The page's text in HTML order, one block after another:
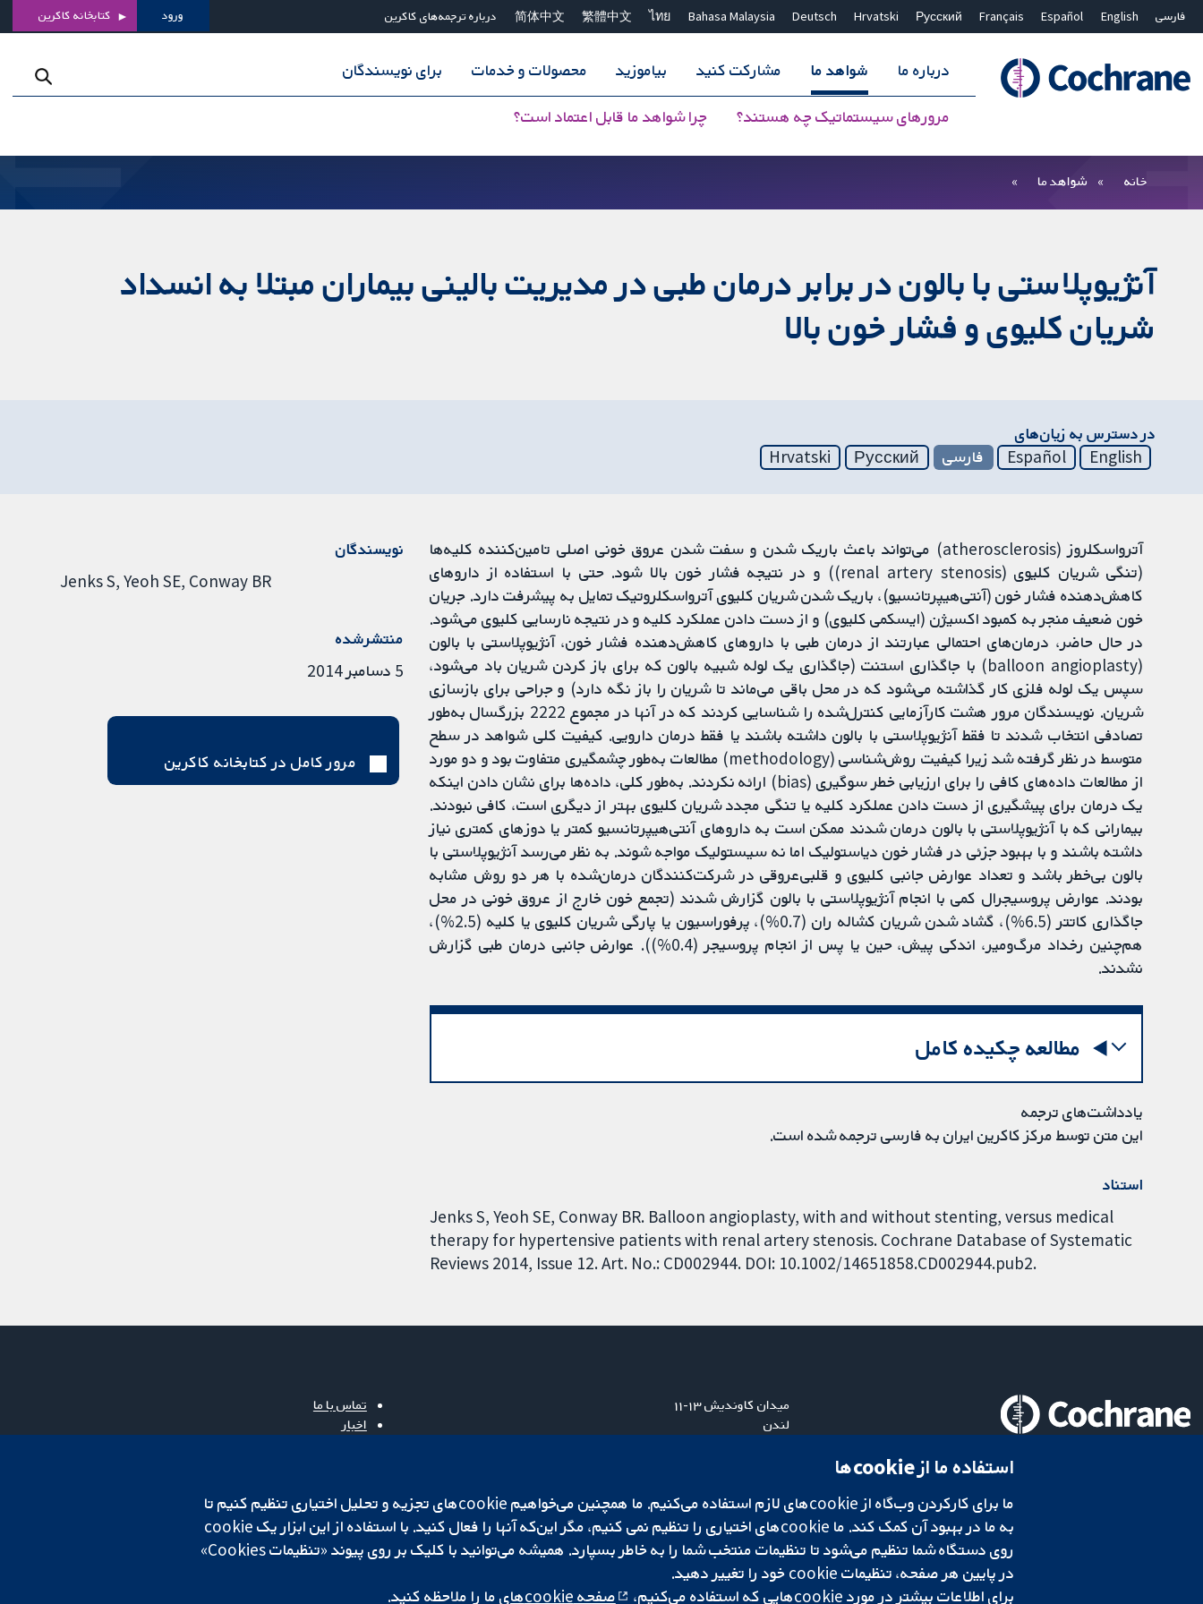
فارسی English
Español
Français
Русский
Hrvatski
Deutsch
Bahasa Malaysia
ไทย
繁體中文
简体中文 درباره ترجمه‌های کاکرین ورود کتابخانه کاکرین
درباره ما شواهد ما
مرورهای سیستماتیک چه هستند؟ چرا شواهد ما قابل اعتماد است؟
مشارکت کنید بیاموزید محصولات و خدمات برای نویسندگان
بستن جستجو ✖
خانه شواهد ما
آنژیوپلاستی با بالون در برابر درمان طبی در مدیریت بالینی بیماران مبتلا به انسداد
شریان کلیوی و فشار خون بالا
در دسترس به زیان‌های
English
Español فارسی Русский
Hrvatski
آترواسکلروز (atherosclerosis) می‌تواند باعث باریک شدن و سفت شدن عروق خونی اصلی تامین‌کننده کلیه‌ها
(تنگی شریان کلیوی (renal artery stenosis)) و در نتیجه فشار خون بالا شود. حتی با استفاده از داروهای
کاهش‌دهنده فشار خون (آنتی‌هیپرتانسیو)، باریک شدن شریان کلیوی آترواسکلروتیک تمایل به پیشرفت دارد. جریان
خون ضعیف منجر به کمبود اکسیژن (ایسکمی کلیوی) و از دست دادن عملکرد کلیه و در نتیجه نارسایی کلیوی می‌شود.
در حال حاضر، درمان‌های احتمالی عبارتند از درمان طبی با داروهای کاهش‌دهنده فشار خون، آنژیوپلاستی با بالون
(balloon angioplasty) با جاگذاری استنت (جاگذاری یک لوله شبیه بالون که برای باز کردن شریان باد می‌شود،
سپس یک لوله فلزی کار گذاشته می‌شود که در محل باقی می‌ماند تا شریان را باز نگه دارد) و جراحی برای بازسازی
شریان. نویسندگان مرور هشت کارآزمایی کنترل‌شده را شناسایی کردند که در آنها در مجموع 2222 بزرگسال به‌طور
تصادفی انتخاب شدند تا فقط آنژیوپلاستی با بالون داشته باشند یا فقط درمان دارویی. کیفیت کلی شواهد در سطح
متوسط ​​در نظر گرفته شد زیرا کیفیت روش‌شناسی (methodology) مطالعات به‌طور چشمگیری متفاوت بود و دو مورد
از مطالعات داده‌های کافی را برای ارزیابی خطر سوگیری (bias) ارائه نکردند. به‌طور کلی، داده‌ها برای نشان دادن اینکه
یک درمان برای پیشگیری از دست دادن عملکرد کلیه یا تنگی مجدد شریان کلیوی بهتر از دیگری است، کافی نبودند.
بیمارانی که با آنژیوپلاستی با بالون درمان شدند ممکن است به داروهای آنتی‌هیپرتانسیو کمتر یا دوزهای کمتری نیاز
داشته باشند و با بهبود جزئی در فشار خون دیاستولیک اما نه سیستولیک مواجه شوند. به نظر می‌رسد آنژیوپلاستی با
بالون بی‌خطر باشد و تعداد عوارض جانبی کلیوی و قلبی‌عروقی در شرکت‌کنندگان درمان‌شده با هر دو روش مشابه
بودند. عوارض پروسیجرال کمی با انجام آنژیوپلاستی با بالون گزارش شدند (تجمع خون خارج از عروق خونی در محل
جاگذاری کاتتر (6.5%)، گشاد شدن شریان کشاله ران (0.7%)، پرفوراسیون یا پارگی شریان کلیوی یا کلیه (2.5%)،
هم‌چنین رخداد مرگ‌ومیر، اندکی پیش، حین یا پس از انجام پروسیجر (0.4%)). عوارض جانبی درمان طبی گزارش
نشدند.
مطالعه چکیده کامل
یادداشت‌های ترجمه
این متن توسط مرکز کاکرین ایران به فارسی ترجمه شده است.
استناد
Jenks S, Yeoh SE, Conway BR. Balloon angioplasty, with and without stenting, versus medical
therapy for hypertensive patients with renal artery stenosis. Cochrane Database of Systematic
Reviews 2014, Issue 12. Art. No.: CD002944. DOI: 10.1002/14651858.CD002944.pub2.
نویسندگان
Jenks S Yeoh SE Conway BR
منتشرشده
5 دسامبر 2014
مرور کامل در کتابخانه کاکرین
میدان کاوندیش ۱۳-۱۱
لندن
تماس با ما
اخبار
Cochrane Library
شبکه همکاری کاکرین، یک مؤسسه خیریه (شماره 1045921) و یک شرکت با مسئولیت محدود به‌صورت ضمانت (شماره 03044323) ثبت‌شده در انگلستان و ولز است. شماره ثبت مالیات بر ارزش افزوده: GB 718 2127 49.
استفاده ما از cookie‌ها
ما برای کارکردن وب‌گاه از cookie‌های لازم استفاده می‌کنیم. ما همچنین می‌خواهیم cookie‌های تجزیه و تحلیل اختیاری تنظیم کنیم تا
روی دستگاه شما تنظیم می‌شود تا تنظیمات منتخب شما را به خاطر بسپارد. همیشه می‌توانید با کلیک بر روی پیوند «تنظیمات Cookies»
در پایین هر صفحه، تنظیمات cookie‌ خود را تغییر دهید.
برای اطلاعات بیشتر در مورد cookie‌هایی که استفاده می‌کنیم،
صفحه cookie‌های ما را ملاحظه کنید.